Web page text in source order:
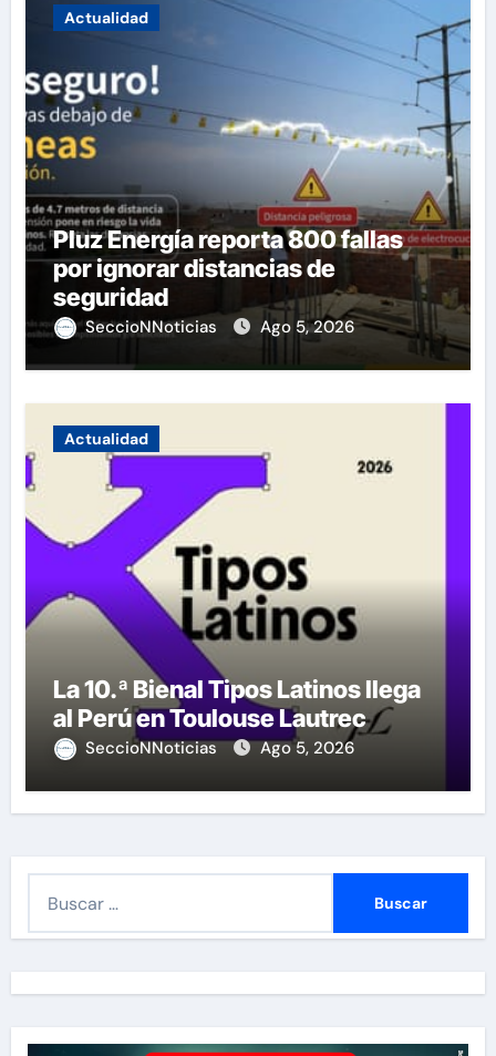
Actualidad
Pluz Energía reporta 800 fallas
por ignorar distancias de
seguridad
SeccioNNoticias Ago 5, 2026
Actualidad
La 10.ª Bienal Tipos Latinos llega
al Perú en Toulouse Lautrec
SeccioNNoticias Ago 5, 2026
r